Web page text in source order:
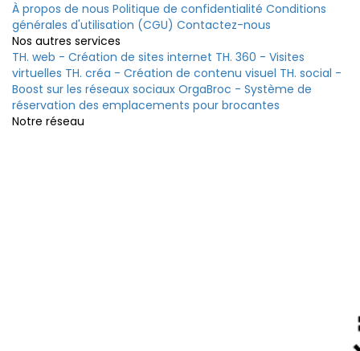
À propos de nous Politique de confidentialité Conditions
générales d'utilisation (CGU) Contactez-nous
Nos autres services
TH. web - Création de sites internet TH. 360 - Visites
virtuelles TH. créa - Création de contenu visuel TH. social -
Boost sur les réseaux sociaux OrgaBroc - Système de
réservation des emplacements pour brocantes
Notre réseau